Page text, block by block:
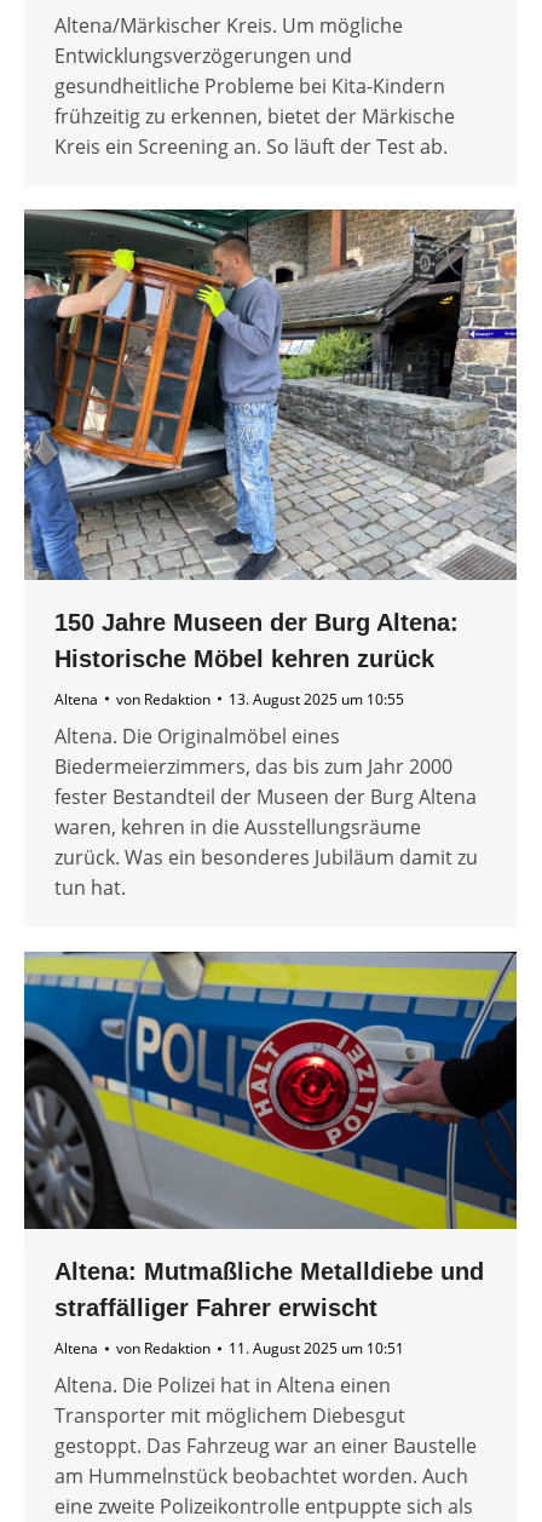
Altena/Märkischer Kreis. Um mögliche
Entwicklungsverzögerungen und
gesundheitliche Probleme bei Kita-Kindern
frühzeitig zu erkennen, bietet der Märkische
Kreis ein Screening an. So läuft der Test ab.
150 Jahre Museen der Burg Altena:
Historische Möbel kehren zurück
Altena von Redaktion 13. August 2025 um 10:55
Altena. Die Originalmöbel eines
Biedermeierzimmers, das bis zum Jahr 2000
fester Bestandteil der Museen der Burg Altena
waren, kehren in die Ausstellungsräume
zurück. Was ein besonderes Jubiläum damit zu
tun hat.
Altena: Mutmaßliche Metalldiebe und
straffälliger Fahrer erwischt
Altena von Redaktion 11. August 2025 um 10:51
Altena. Die Polizei hat in Altena einen
Transporter mit möglichem Diebesgut
gestoppt. Das Fahrzeug war an einer Baustelle
am Hummelnstück beobachtet worden. Auch
eine zweite Polizeikontrolle entpuppte sich als